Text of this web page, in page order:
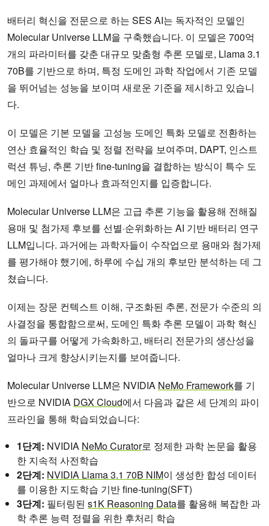
배터리 혁신을 전문으로 하는 SES AI는 독자적인 모델인
Molecular Universe LLM을 구축했습니다. 이 모델은 700억
개의 파라미터를 갖춘 대규모 맞춤형 추론 모델로, Llama 3.1
70B를 기반으로 하며, 특정 도메인 과학 작업에서 기존 모델
을 뛰어넘는 성능을 보이며 새로운 기준을 제시하고 있습니
다.
이 모델은 기본 모델을 고성능 도메인 특화 모델로 전환하는
연산 효율적인 학습 및 정렬 전략을 보여주며, DAPT, 인스트
럭션 튜닝, 추론 기반 fine-tuning을 결합하는 방식이 특수 도
메인 과제에서 얼마나 효과적인지를 입증합니다.
Molecular Universe LLM은 고급 추론 기능을 활용해 전해질
용매 및 첨가제 후보를 선별·순위화하는 AI 기반 배터리 연구
LLM입니다. 과거에는 과학자들이 수작업으로 용매와 첨가제
를 평가해야 했기에, 하루에 수십 개의 후보만 분석하는 데 그
쳤습니다.
이제는 장문 컨텍스트 이해, 구조화된 추론, 전문가 수준의 의
사결정을 통합함으로써, 도메인 특화 추론 모델이 과학 혁신
의 돌파구를 어떻게 가속화하고, 배터리 전문가의 생산성을
얼마나 크게 향상시키는지를 보여줍니다.
Molecular Universe LLM은 NVIDIA NeMo Framework를 기
반으로 NVIDIA DGX Cloud에서 다음과 같은 세 단계의 파이
프라인을 통해 학습되었습니다:
1단계: NVIDIA NeMo Curator로 정제한 과학 논문을 활용
한 지속적 사전학습
2단계: NVIDIA Llama 3.1 70B NIM이 생성한 합성 데이터
를 이용한 지도학습 기반 fine-tuning(SFT)
3단계: 필터링된 s1K Reasoning Data를 활용해 복잡한 과
학 추론 능력 정렬을 위한 후처리 학습